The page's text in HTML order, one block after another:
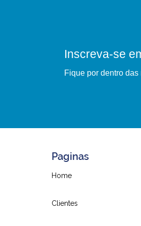
Inscreva-se
Fique por dentro
Paginas
Home
Clientes